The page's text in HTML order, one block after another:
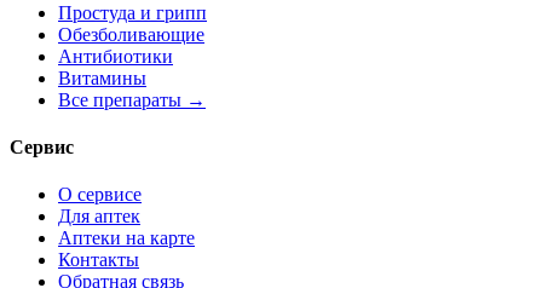
Простуда и грипп
Обезболивающие
Антибиотики
Витамины
Все препараты →
Сервис
О сервисе
Для аптек
Аптеки на карте
Контакты
Обратная связь